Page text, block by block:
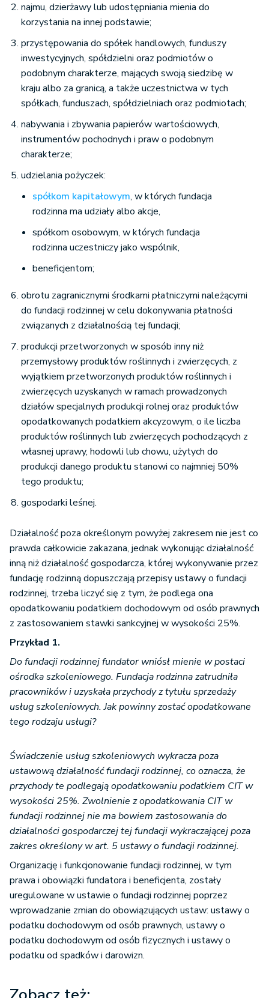
najmu, dzierżawy lub udostępniania mienia do
korzystania na innej podstawie;
przystępowania do spółek handlowych, funduszy
inwestycyjnych, spółdzielni oraz podmiotów o
podobnym charakterze, mających swoją siedzibę w
kraju albo za granicą, a także uczestnictwa w tych
spółkach, funduszach, spółdzielniach oraz podmiotach;
nabywania i zbywania papierów wartościowych,
instrumentów pochodnych i praw o podobnym
charakterze;
udzielania pożyczek:
spółkom kapitałowym, w których fundacja
rodzinna ma udziały albo akcje,
spółkom osobowym, w których fundacja
rodzinna uczestniczy jako wspólnik,
beneficjentom;
obrotu zagranicznymi środkami płatniczymi należącymi
do fundacji rodzinnej w celu dokonywania płatności
związanych z działalnością tej fundacji;
produkcji przetworzonych w sposób inny niż
przemysłowy produktów roślinnych i zwierzęcych, z
wyjątkiem przetworzonych produktów roślinnych i
zwierzęcych uzyskanych w ramach prowadzonych
działów specjalnych produkcji rolnej oraz produktów
opodatkowanych podatkiem akcyzowym, o ile liczba
produktów roślinnych lub zwierzęcych pochodzących z
własnej uprawy, hodowli lub chowu, użytych do
produkcji danego produktu stanowi co najmniej 50%
tego produktu;
gospodarki leśnej.
Działalność poza określonym powyżej zakresem nie jest co
prawda całkowicie zakazana, jednak wykonując działalność
inną niż działalność gospodarcza, której wykonywanie przez
fundację rodzinną dopuszczają przepisy ustawy o fundacji
rodzinnej, trzeba liczyć się z tym, że podlega ona
opodatkowaniu podatkiem dochodowym od osób prawnych
z zastosowaniem stawki sankcyjnej w wysokości 25%.
Przykład 1.
Do fundacji rodzinnej fundator wniósł mienie w postaci
ośrodka szkoleniowego. Fundacja rodzinna zatrudniła
pracowników i uzyskała przychody z tytułu sprzedaży
usług szkoleniowych.Jak powinny zostać opodatkowane
tego rodzaju usługi?
Świadczenie usług szkoleniowych wykracza poza
ustawową działalność fundacji rodzinnej, co oznacza, że
przychody te podlegają opodatkowaniu podatkiem CIT w
wysokości 25%. Zwolnienie z opodatkowania CIT w
fundacji rodzinnej nie ma bowiem zastosowania do
działalności gospodarczej tej fundacji wykraczającej poza
zakres określony w art. 5 ustawy o fundacji rodzinnej.
Organizację i funkcjonowanie fundacji rodzinnej, w tym
prawa i obowiązki fundatora i beneficjenta, zostały
uregulowane w ustawie o fundacji rodzinnej poprzez
wprowadzanie zmian do obowiązujących ustaw: ustawy o
podatku dochodowym od osób prawnych, ustawy o
podatku dochodowym od osób fizycznych i ustawy o
podatku od spadków i darowizn.